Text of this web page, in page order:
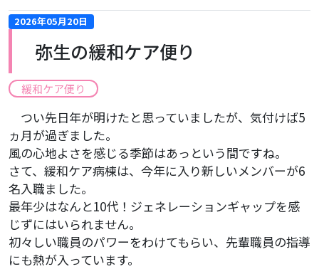
2026年05月20日
弥生の緩和ケア便り
緩和ケア便り
つい先日年が明けたと思っていましたが、気付けば5
ヵ月が過ぎました。
風の心地よさを感じる季節はあっという間ですね。
さて、緩和ケア病棟は、今年に入り新しいメンバーが6
名入職ました。
最年少はなんと10代！ジェネレーションギャップを感
じずにはいられません。
初々しい職員のパワーをわけてもらい、先輩職員の指導
にも熱が入っています。